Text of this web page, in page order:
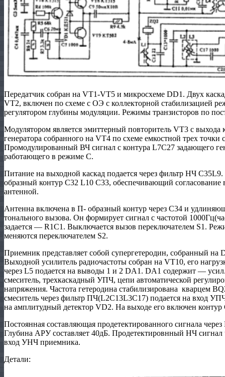
Передатчик собран на VT1-VT5 и микросхеме DD1. Двух
VT2, включен по схеме с ОЭ с коллекторной стабилизацией
регулятором глубины модуляции. Режимы транзисторов по
Модулятором является эмиттерный повторитель VT3 с выхода
генератора собранного на VT4 по схеме емкостной трех точки
Промодулированный ВЧ сигнал с контура L7С27 задающего
работающего в режиме С.
Питание на выходной каскад подается через фильтр НЧ
образный контур С32 L10 С33, обеспечивающий согласование
антенной.
Антенна включена в П- образный контур через С34 и
тонального вызова. Он формирует сигнал с частотой
задается — R1C1. Выключается вызов переключателем S1.
меняются переключателем S2.
Приемник представляет собой супергетеродин, собранный
Выходной усилитель радиочастоты собран на VT10, его
через L5 подается на выводы 1 и 2 DA1. DA1 содержит —
смеситель, трехкаскадный УПЧ, цепи автоматической
напряжения. Частота гетеродина стабилизирована кварцем
смеситель через фильтр ПЧ(L2C13L3C17) подается на вход
на амплитудный детектор VD2. На выходе его включен
Постоянная составляющая продетектированного сигнала
Глубина АРУ составляет 40дБ. Продетектировнный НЧ сигнал
вход УНЧ приемника.
Детали: